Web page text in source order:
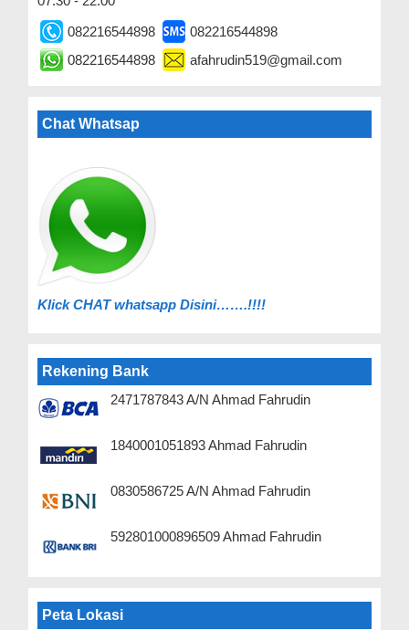
082216544898
082216544898
082216544898
afahrudin519@gmail.com
Chat Whatsap
Klick CHAT whatsapp Disini…….!!!!
Rekening Bank
2471787843 A/N Ahmad Fahrudin
1840001051893 Ahmad Fahrudin
0830586725 A/N Ahmad Fahrudin
592801000896509 Ahmad Fahrudin
Peta Lokasi